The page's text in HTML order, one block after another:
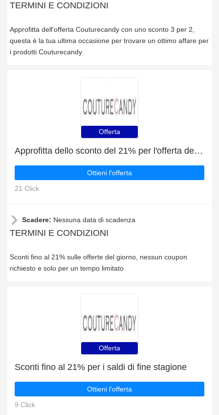
TERMINI E CONDIZIONI
Approfitta dell'offerta Couturecandy con uno sconto 3 per 2,
questa è la tua ultima occasione per trovare un ottimo affare per
i prodotti Couturecandy
Offerta
Approfitta dello sconto del 21% per l'offerta del giorno di Couturecandy
Ottieni l'offerta
21 Click
Scadere: Nessuna data di scadenza
TERMINI E CONDIZIONI
Sconti fino al 21% sulle offerte del giorno, nessun coupon
richiesto e solo per un tempo limitato
Offerta
Sconti fino al 21% per i saldi di fine stagione
Ottieni l'offerta
9 Click